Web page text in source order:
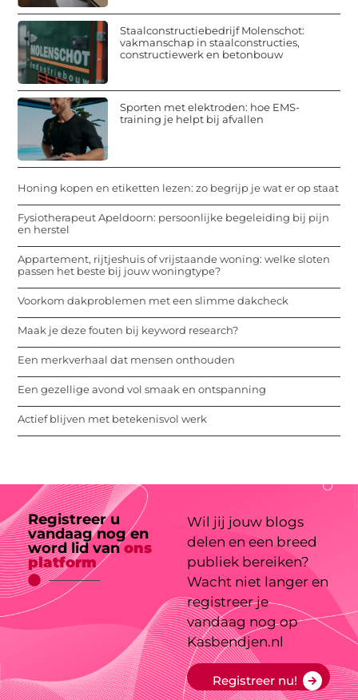
Staalconstructiebedrijf Molenschot:
vakmanschap in staalconstructies,
constructiewerk en betonbouw
Sporten met elektroden: hoe EMS-
training je helpt bij afvallen
Honing kopen en etiketten lezen: zo begrijp je wat er op staat
Fysiotherapeut Apeldoorn: persoonlijke begeleiding bij pijn
en herstel
Appartement, rijtjeshuis of vrijstaande woning: welke sloten
passen het beste bij jouw woningtype?
Voorkom dakproblemen met een slimme dakcheck
Maak je deze fouten bij keyword research?
Een merkverhaal dat mensen onthouden
Een gezellige avond vol smaak en ontspanning
Actief blijven met betekenisvol werk
Registreer u
vandaag nog en
word lid vanons
platform
Wil jij jouw blogs
delen en een breed
publiek bereiken?
Wacht niet langer en
registreer je
vandaag nog op
Kasbendjen.nl
Registreer nu!